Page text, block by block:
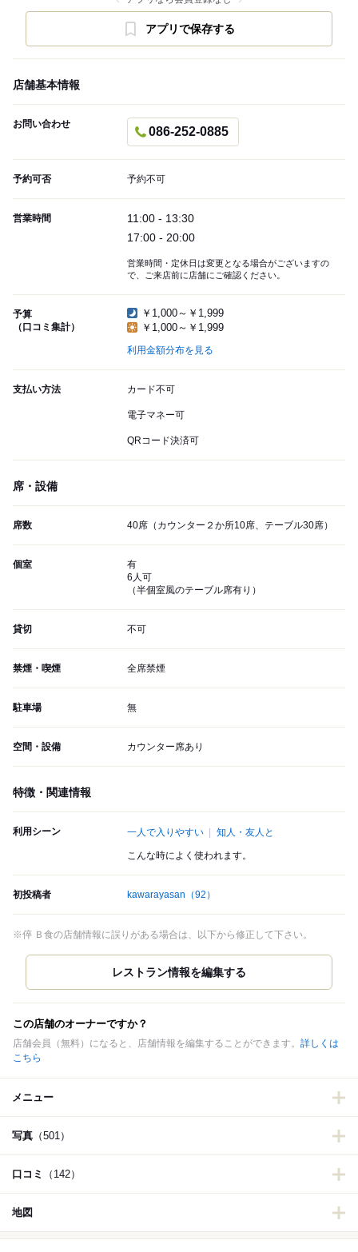
アプリで保存する
店舗基本情報
お問い合わせ
086-252-0885
予約可否 予約不可
営業時間
11:00 - 13:30
17:00 - 20:00
営業時間・定休日は変更となる場合がございますの
で、ご来店前に店舗にご確認ください。
予算
（口コミ集計）
￥1,000～￥1,999
￥1,000～￥1,999
利用金額分布を見る
支払い方法 カード不可
電子マネー可
QRコード決済可
席・設備
席数 40席（カウンター２か所10席、テーブル30席）
個室
有
6人可
（半個室風のテーブル席有り）
貸切 不可
禁煙・喫煙 全席禁煙
駐車場 無
空間・設備 カウンター席あり
特徴・関連情報
利用シーン 一人で入りやすい 知人・友人と
こんな時によく使われます。
初投稿者 kawarayasan （92）
※倅 Ｂ食の店舗情報に誤りがある場合は、以下から修正して下さい。
この店舗のオーナーですか？
店舗会員（無料）になると、店舗情報を編集することができます。 詳しくは
こちら
メニュー
写真 （501）
口コミ （142）
地図